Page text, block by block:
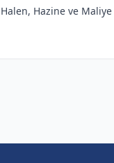
Halen, Hazine ve